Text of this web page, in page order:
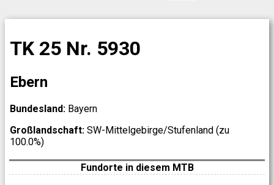
TK 25 Nr. 5930
Ebern
Bundesland: Bayern
Großlandschaft: SW-Mittelgebirge/Stufenland (zu
100.0%)
Fundorte in diesem MTB